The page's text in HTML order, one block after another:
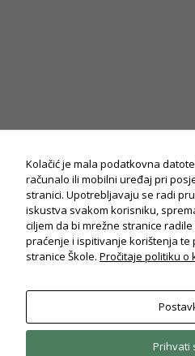
2026. Sva prava
Kolačić je mala podatkovna
računalo ili mobilni uređaj pri
stranici. Upotrebljavaju se radi
iskustva svakom korisniku,
ciljem da bi mrežne stranice
praćenje i ispitivanje korištenja te
stranice Škole. Pročitaje politiku o
Prihvati